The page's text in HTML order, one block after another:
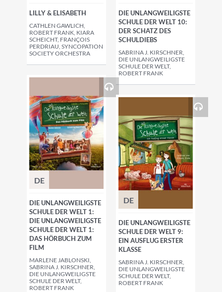
LILLY & ELISABETH
CATHLEN GAWLICH,
ROBERT FRANK, KIARA
SCHEICHT, FRANÇOIS
PERDRIAU, SYNCOPATION
SOCIETY ORCHESTRA
DIE UNLANGWEILIGSTE
SCHULE DER WELT 10:
DER SCHATZ DES
SCHULDIEBS
SABRINA J. KIRSCHNER,
DIE UNLANGWEILIGSTE
SCHULE DER WELT,
ROBERT FRANK
DE
DIE UNLANGWEILIGSTE
SCHULE DER WELT 1:
DIE UNLANGWEILIGSTE
SCHULE DER WELT 1:
DAS HÖRBUCH ZUM
FILM
MARLENE JABLONSKI,
SABRINA J. KIRSCHNER,
DIE UNLANGWEILIGSTE
SCHULE DER WELT,
ROBERT FRANK
DE
DIE UNLANGWEILIGSTE
SCHULE DER WELT 9:
EIN AUSFLUG ERSTER
KLASSE
SABRINA J. KIRSCHNER,
DIE UNLANGWEILIGSTE
SCHULE DER WELT,
ROBERT FRANK